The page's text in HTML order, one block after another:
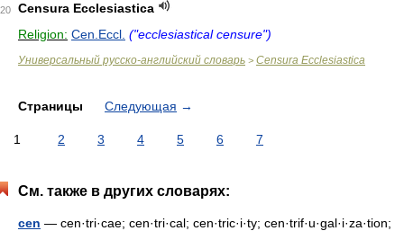
20
Censura Ecclesiastica
Religion: Cen.Eccl. ("ecclesiastical censure")
Универсальный русско-английский словарь > Censura Ecclesiastica
Страницы Следующая →
1 2 3 4 5 6 7
См. также в других словарях:
cen — cen·tri·cae; cen·tri·cal; cen·tric·i·ty; cen·trif·u·gal·i·za·tion;